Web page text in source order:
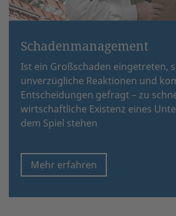
Schadenmanagement
Ist ein Großschaden eingetreten,
unverzügliche Reaktionen und
Entscheidungen gefragt – zu
wirtschaftliche Existenz eines
dem Spiel stehen
Mehr erfahren